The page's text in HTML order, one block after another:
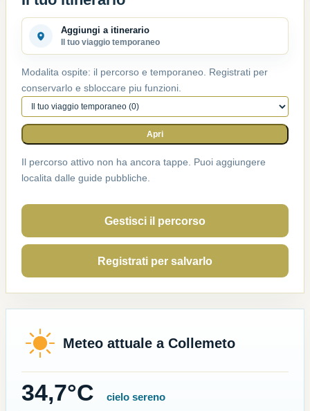
Aggiungi a itinerario
Il tuo viaggio temporaneo
Modalita ospite: il percorso e temporaneo. Registrati per
conservarlo e sbloccare piu funzioni.
Percorso attivo
Apri
Il percorso attivo non ha ancora tappe. Puoi aggiungere
localita dalle guide pubbliche.
Gestisci il percorso
Registrati per salvarlo
Meteo attuale a Collemeto
34,7°C cielo sereno